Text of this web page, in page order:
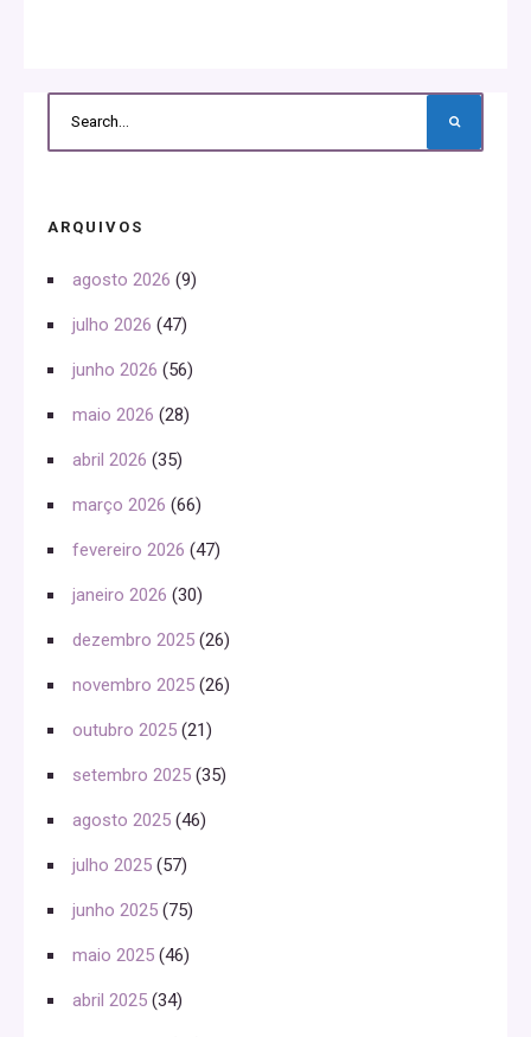
ARQUIVOS
agosto 2026 (9)
julho 2026 (47)
junho 2026 (56)
maio 2026 (28)
abril 2026 (35)
março 2026 (66)
fevereiro 2026 (47)
janeiro 2026 (30)
dezembro 2025 (26)
novembro 2025 (26)
outubro 2025 (21)
setembro 2025 (35)
agosto 2025 (46)
julho 2025 (57)
junho 2025 (75)
maio 2025 (46)
abril 2025 (34)